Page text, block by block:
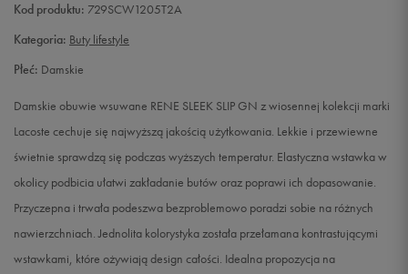
38 24,3 cm
39,5 25,4 cm Powiadom o dostępności
25,6 cm Powiadom o dostępności
41 26,3 cm Powiadom o dostępności
Kod produktu: 729SCW1205T2A
Kategoria: Buty lifestyle
Płeć: Damskie
Damskie obuwie wsuwane RENE SLEEK SLIP GN z wiosennej kolekcji marki
Lacoste cechuje się najwyższą jakością użytkowania. Lekkie i przewiewne
świetnie sprawdzą się podczas wyższych temperatur. Elastyczna wstawka w
okolicy podbicia ułatwi zakładanie butów oraz poprawi ich dopasowanie.
Przyczepna i trwała podeszwa bezproblemowo poradzi sobie na różnych
nawierzchniach. Jednolita kolorystyka została przełamana kontrastującymi
wstawkami, które ożywiają design całości. Idealna propozycja na